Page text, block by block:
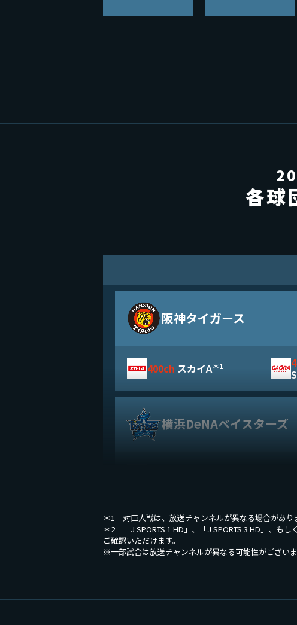
各球
阪神タイガース
400ch スカイA＊1
横浜DeNAベイスターズ
読売ジャイアンツ
＊1 対巨人戦は、放送チャンネルが異なる場合があり
＊2 「J SPORTS 1 HD」、「J SPORTS 3 HD」、も
ご確認いただけます。
※一部試合は放送チャンネルが異なる可能性がござい